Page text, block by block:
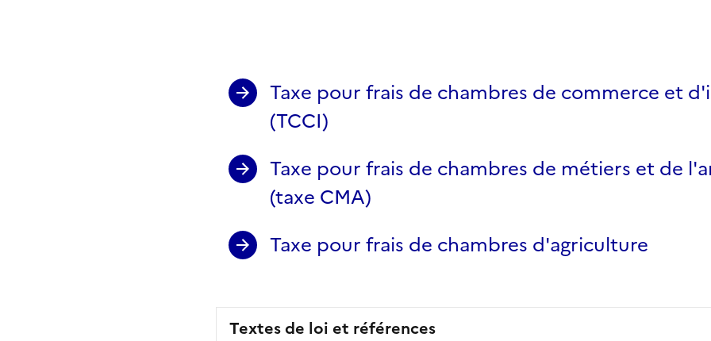
Taxe pour frais de chambres de commerce et
(TCCI)
Taxe pour frais de chambres de métiers et de
(taxe CMA)
Taxe pour frais de chambres d'agriculture
Textes de loi et références